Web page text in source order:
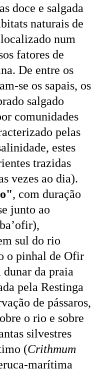
doce e salgada
naturais de
num
fatores de
De entre os
se os sapais, os
salgado
comunidades
pelas
estes
trazidas
vezes ao dia).
, com duração
junto ao
sul do rio
o pinhal de Ofir
da praia
pela Restinga
de pássaros,
o rio e sobre
silvestres
(Crithmum
marítima